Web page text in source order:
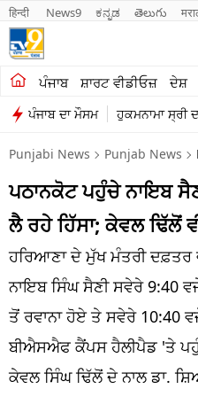
हिन्दी News9 ಕನ್ನಡ తెలుగు
ਪੰਜਾਬ ਸ਼ਾਰਟ ਵੀਡੀਓਜ਼ ਦੇਸ਼
ਪੰਜਾਬ ਦਾ ਮੌਸਮ ਹੁਕਮਨਾਮਾ ਸ੍ਰੀ
ਖੇਤੀਬਾੜੀ
ਸ਼ਾਰਟ ਵੀਡੀਓਜ਼
ਕਾਰੋਬਾਰ
ਕਰਿਅਰ
ਦੇਸ਼
ਲਾਈਫ ਸਟਾਈਲ
ਪੰਜਾਬ
Punjabi News Punjab News
ਪਠਾਨਕੋਟ ਪਹੁੰਚੇ ਨਾਇਬ
ਲੈ ਰਹੇ ਹਿੱਸਾ; ਕੇਵਲ ਢਿੱਲੋਂ
ਹਰਿਆਣਾ ਦੇ ਮੁੱਖ ਮੰਤਰੀ ਦਫ਼ਤਰ
ਨਾਇਬ ਸਿੰਘ ਸੈਣੀ ਸਵੇਰੇ 9:40
ਤੋਂ ਰਵਾਨਾ ਹੋਏ ਤੇ ਸਵੇਰੇ 10:40
ਬੀਐਸਐਫ ਕੈਂਪਸ ਹੈਲੀਪੈਡ 'ਤੇ
ਕੇਵਲ ਸਿੰਘ ਢਿੱਲੋਂ ਦੇ ਨਾਲ ਡਾ.